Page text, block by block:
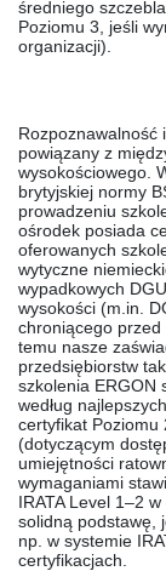
średniego
Poziomu 3, jeśli
organizacji).
Rozpoznawalność
powiązany z
wysokościowego.
brytyjskiej normy
prowadzeniu
ośrodek posiada
oferowanych
wytyczne
wypadkowych
wysokości (m.in.
chroniącego
temu nasze
przedsiębiorstw
szkolenia ERGON
według
certyfikat Poziomu
(dotyczącym
umiejętności
wymaganiami
IRATA Level 1–2
solidną podstawę,
np. w systemie
certyfikacjach.